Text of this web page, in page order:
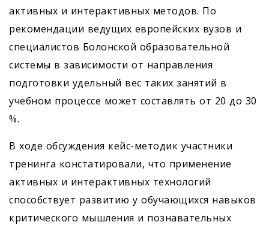
активных и интерактивных методов. По
рекомендации ведущих европейских вузов и
специалистов Болонской образовательной
системы в зависимости от направления
подготовки удельный вес таких занятий в
учебном процессе может составлять от 20 до 30
%.
В ходе обсуждения кейс-методик участники
тренинга констатировали, что применение
активных и интерактивных технологий
способствует развитию у обучающихся навыков
критического мышления и познавательных